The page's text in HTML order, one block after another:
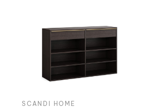
SCANDI HOME